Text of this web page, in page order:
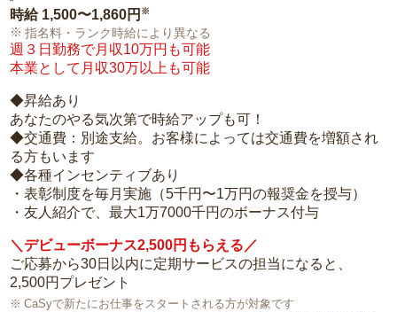
時給 1,500〜1,860円 ※
指名料・ランク時給により異なる
週３日勤務で月収10万円も可能
本業として月収30万以上も可能
◆昇給あり
あなたのやる気次第で時給アップも可！
◆交通費：別途支給。お客様によっては交通費を増額され
る方もいます
◆各種インセンティブあり
・表彰制度を毎月実施（5千円〜1万円の報奨金を授与）
・友人紹介で、最大1万7000千円のボーナス付与
＼デビューボーナス2,500円もらえる／
ご応募から30日以内に定期サービスの担当になると、
2,500円プレゼント
CaSyで新たにお仕事をスタートされる方が対象です